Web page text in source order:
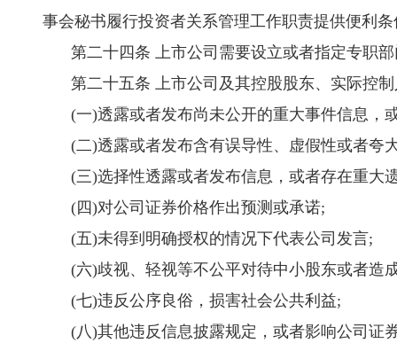
事会秘书履行投资者关系管理工作职责提供便利条
第二十四条 上市公司需要设立或者指定专职
第二十五条 上市公司及其控股股东、实际控
(一)透露或者发布尚未公开的重大事件信息，
(二)透露或者发布含有误导性、虚假性或者夸
(三)选择性透露或者发布信息，或者存在重大
(四)对公司证券价格作出预测或承诺;
(五)未得到明确授权的情况下代表公司发言;
(六)歧视、轻视等不公平对待中小股东或者造
(七)违反公序良俗，损害社会公共利益;
(八)其他违反信息披露规定，或者影响公司证